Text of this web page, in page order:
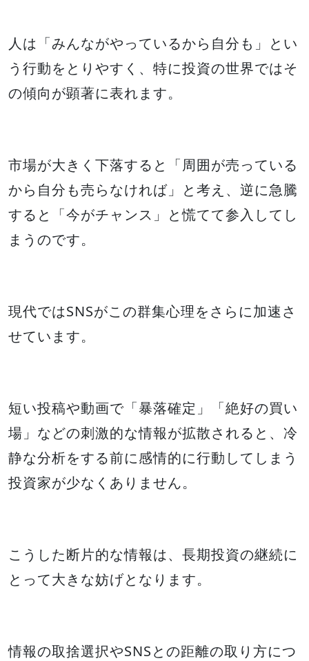
人は「みんながやっているから自分も」とい
う行動をとりやすく、特に投資の世界ではそ
の傾向が顕著に表れます。
市場が大きく下落すると「周囲が売っている
から自分も売らなければ」と考え、逆に急騰
すると「今がチャンス」と慌てて参入してし
まうのです。
現代ではSNSがこの群集心理をさらに加速さ
せています。
短い投稿や動画で「暴落確定」「絶好の買い
場」などの刺激的な情報が拡散されると、冷
静な分析をする前に感情的に行動してしまう
投資家が少なくありません。
こうした断片的な情報は、長期投資の継続に
とって大きな妨げとなります。
情報の取捨選択やSNSとの距離の取り方につ